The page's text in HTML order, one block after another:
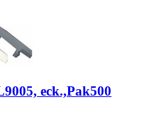
eck.,Pak500